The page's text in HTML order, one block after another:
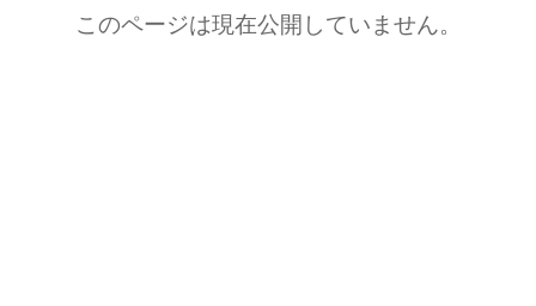
このページは現在公開していません。